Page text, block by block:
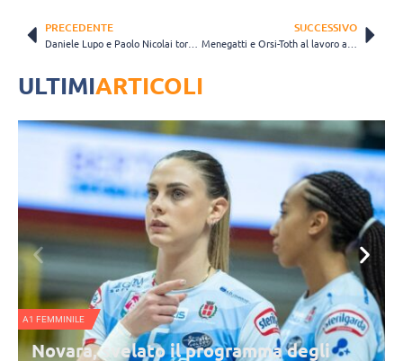
PRECEDENTE SUCCESSIVO
ULTIMIARTICOLI
A1 FEMMINILE
Novara, svelato il programma degli